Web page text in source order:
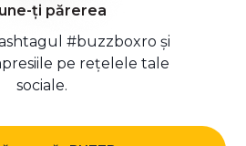
ți părerea
#buzzboxro și
pe rețelele tale
sociale.